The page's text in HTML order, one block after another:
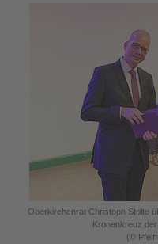
Oberkirchenrat Christoph Stolte
Kronenkreuz
(©